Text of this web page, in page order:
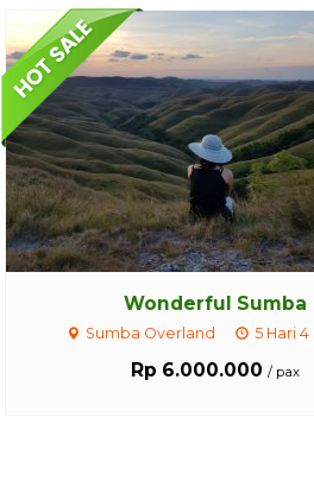
Wonderful Sumba
Sumba Overland 5 Hari
Rp 6.000.000 / pax